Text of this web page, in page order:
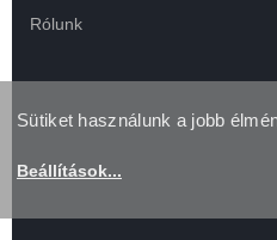
Rólunk
Sütiket használunk a jobb
Beállítások...